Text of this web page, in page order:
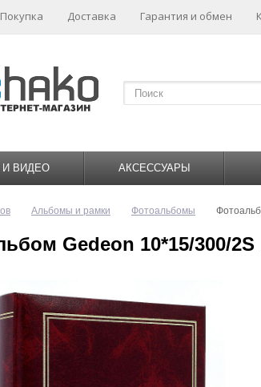
Покупка Доставка Гарантия и обмен
ВИДЕО АКСЕССУАРЫ
Альбомы и рамки Фотоальбомы
Gedeon 10*15/300/2S